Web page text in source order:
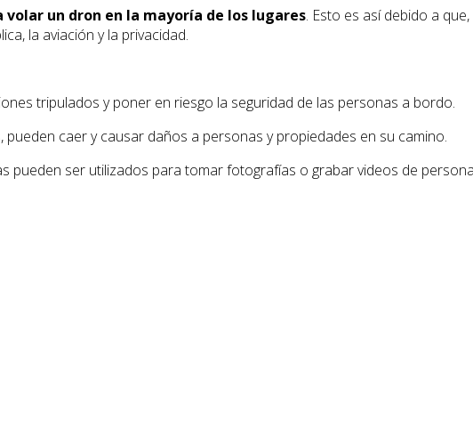
un dron en la mayoría de los lugares. Esto es así debido a
la aviación y la privacidad.
tripulados y poner en riesgo la seguridad de las personas a bordo.
caer y causar daños a personas y propiedades en su camino.
pueden ser utilizados para tomar fotografías o grabar videos de